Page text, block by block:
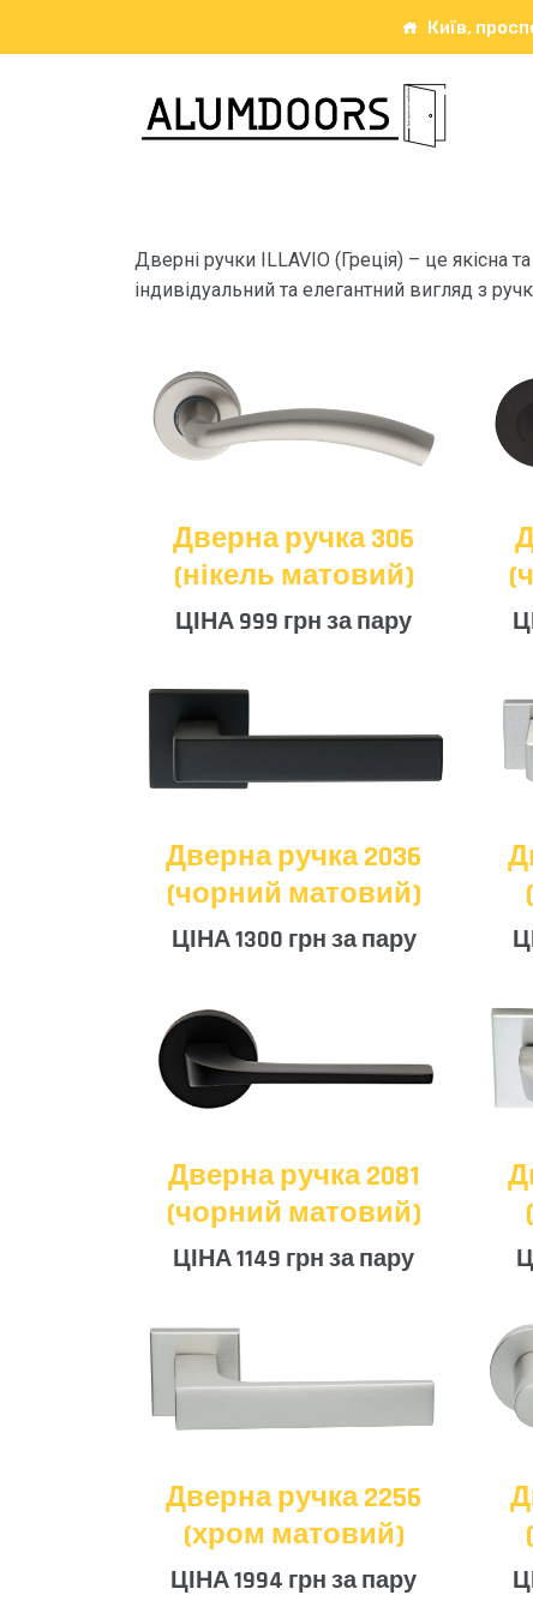
Київ,
Дверні ручки ILLAVIO (Греція) – це якісна
індивідуальний та елегантний вигляд з
Дверна ручка 306
(нікель матовий)
ЦІНА 999 грн за пару
Дверна ручка 2036
(чорний матовий)
ЦІНА 1300 грн за пару
Дверна ручка 2081
(чорний матовий)
ЦІНА 1149 грн за пару
Дверна ручка 2256
(хром матовий)
ЦІНА 1994 грн за пару